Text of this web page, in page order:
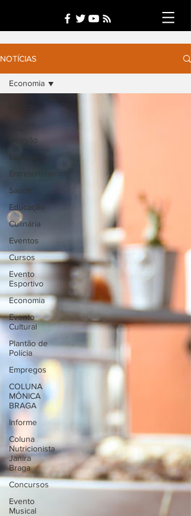
NOTÍCIAS
Opinião
Entretenimento
Saúde
Educação
Culinária
Eventos
Cursos
Evento
Esportivo
Economia
Evento
Cultural
Plantão de
Polícia
Empregos
COLUNA
MÔNICA
BRAGA
Informe
Coluna
Nutricionista
Janira
Braga
Concursos
Evento
Musical
Economia